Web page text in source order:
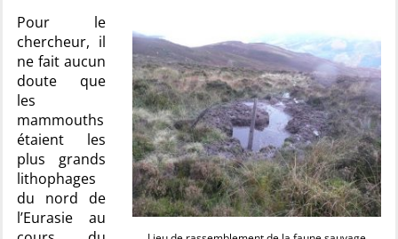
Pour le
chercheur, il
ne fait aucun
doute que
les
mammouths
étaient les
plus grands
lithophages
du nord de
l’Eurasie au